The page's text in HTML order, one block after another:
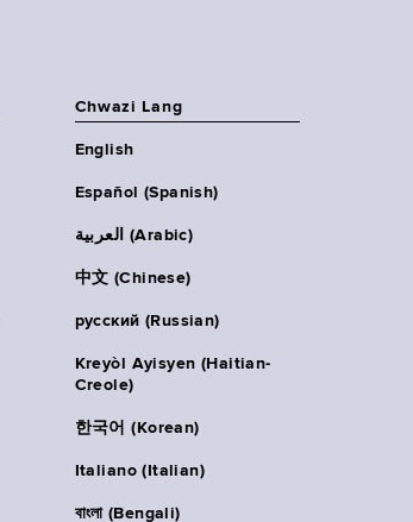
Chwazi Lang
English
Español (Spanish)
العربية (Arabic)
中文 (Chinese)
русский (Russian)
Kreyòl Ayisyen (Haitian-
Creole)
한국어 (Korean)
Italiano (Italian)
বাংলা (Bengali)